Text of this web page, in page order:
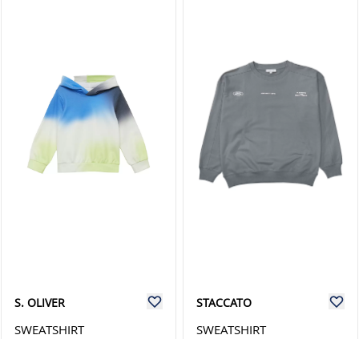
S. OLIVER
SWEATSHIRT
STACCATO
SWEATSHIRT